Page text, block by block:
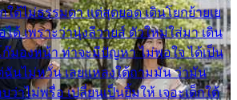
ใต้ไม่ธรรมดา แต่สุดยอด เดินโยกย้ายเย
ด้ เพราะว่านุ่งลีวายส์ ตัวใหม่ใส่มา เดิน
ก๊มองหน้า ท่าจะมีปัญหา ไม่พอใจ ได้เป็น
ฉันไม่หวั่น เลยแหลงใต้ถามมัน ว่ามัน
าไม่พรื่อ เปลี่ยนเป็นยิ้มให้ เจอะเด็กใต้